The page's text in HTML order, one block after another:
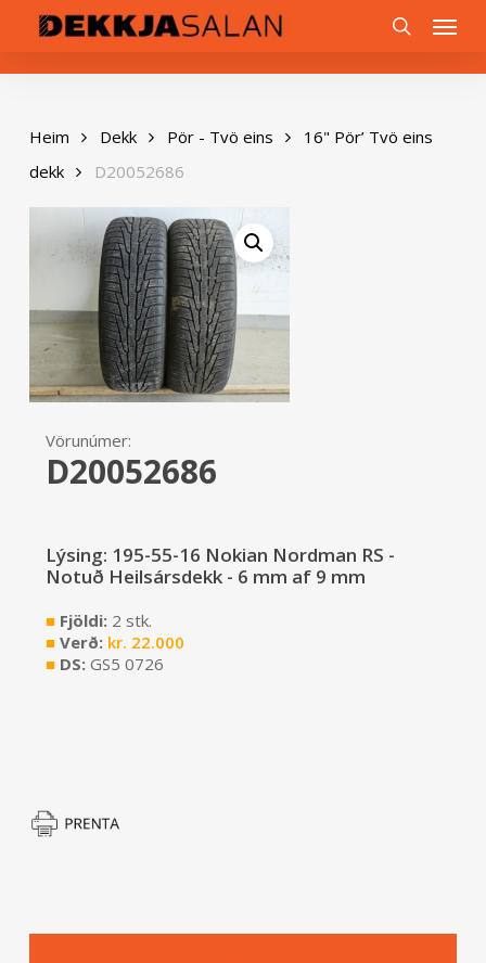
content
Menu
Heim Dekk Pör - Tvö eins
16" Pör’ Tvö eins
dekk
D20052686
Vörunúmer:
D20052686
Lýsing: 195-55-16 Nokian Nordman RS -
Notuð Heilsársdekk - 6 mm af 9 mm
■Fjöldi: 2 stk.
■Verð: kr. 22.000
■DS: GS5 0726